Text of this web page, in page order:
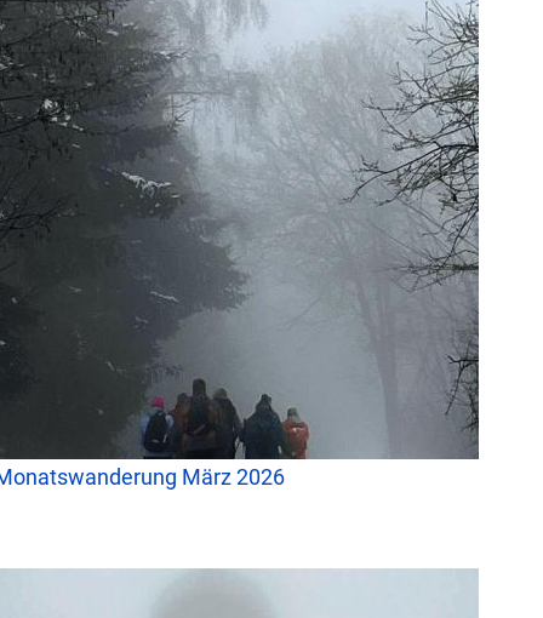
März 2026